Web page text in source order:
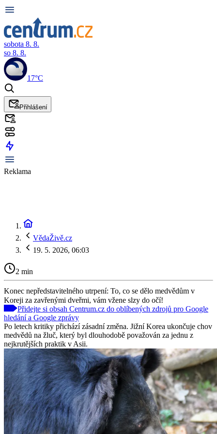
sobota 8. 8.
so 8. 8.
17°C
Přihlášení
Reklama
VědaŽivě.cz
19. 5. 2026, 06:03
2 min
Konec nepředstavitelného utrpení: To, co se dělo medvědům v
Koreji za zavřenými dveřmi, vám vžene slzy do očí!
Přidejte si obsah Centrum.cz do oblíbených zdrojů pro Google
hledání a Google zprávy
Po letech kritiky přichází zásadní změna. Jižní Korea ukončuje chov
medvědů na žluč, který byl dlouhodobě považován za jednu z
nejkrutějších praktik v Asii.